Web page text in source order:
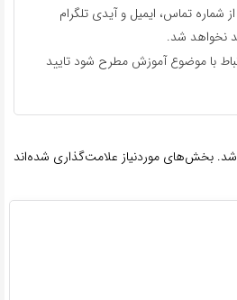
شماره تماس، ایمیل و آیدی تلگرام
نخواهد شد.
با موضوع آموزش مطرح شود تایید
شد. بخش‌های موردنیاز علامت‌گذاری شده‌اند